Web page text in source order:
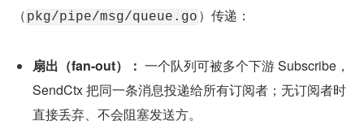
（ pkg/pipe/msg/queue.go ）传递：
扇出（fan-out）： 一个队列可被多个下游 Subscribe，
SendCtx 把同一条消息投递给所有订阅者；无订阅者时
直接丢弃、不会阻塞发送方。